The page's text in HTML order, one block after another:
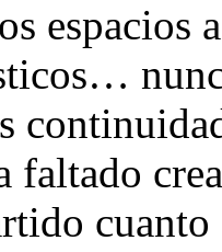
espacios
faltado